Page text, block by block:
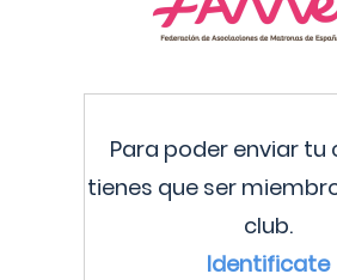
Para poder enviar tu
tienes que ser miembro
club.
Identificate